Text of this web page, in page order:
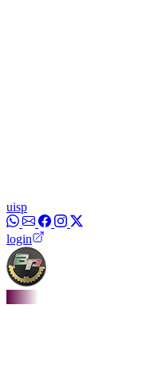
uisp
login